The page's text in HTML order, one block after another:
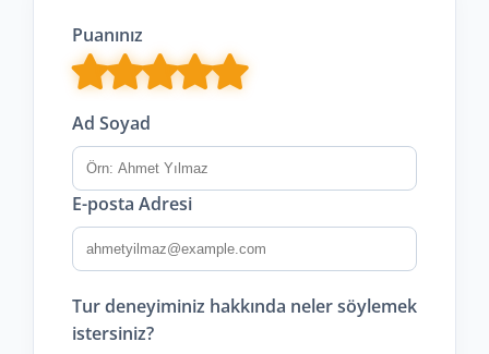
Puanınız
Ad Soyad
E-posta Adresi
Tur deneyiminiz hakkında neler söylemek
istersiniz?